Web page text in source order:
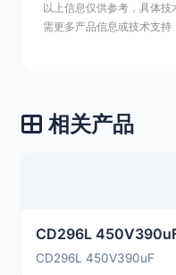
以上信息仅供参考，具体
需更多产品信息或技术支持
相关产品
CD296L
CD296L 450V390uF